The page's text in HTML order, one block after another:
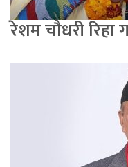
रेशम चौधरी रिहा